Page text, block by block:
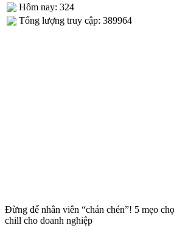
Hôm nay: 324
Tống lượng truy cập: 389964
Đừng để nhân viên “chán chén”! 5 mẹo
chill cho doanh nghiệp